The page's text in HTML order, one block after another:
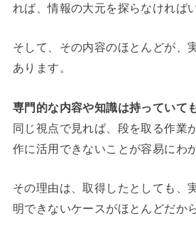
れば、情報の大元を探らなければ
そして、その内容のほとんどが、
あります。
専門的な内容や知識は持っていて
同じ視点で見れば、段を取る作業
作に活用できないことが容易にわ
その理由は、取得したとしても、
明できないケースがほとんどだか